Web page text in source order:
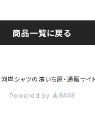
商品一覧に戻る
岸シャツの濱いち屋・通販サイ
Powered by